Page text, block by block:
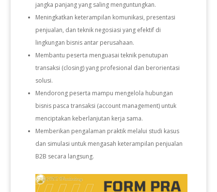
jangka panjang yang saling menguntungkan.
Meningkatkan keterampilan komunikasi, presentasi
penjualan, dan teknik negosiasi yang efektif di
lingkungan bisnis antar perusahaan.
Membantu peserta menguasai teknik penutupan
transaksi (closing) yang profesional dan berorientasi
solusi.
Mendorong peserta mampu mengelola hubungan
bisnis pasca transaksi (account management) untuk
menciptakan keberlanjutan kerja sama.
Memberikan pengalaman praktik melalui studi kasus
dan simulasi untuk mengasah keterampilan penjualan
B2B secara langsung.